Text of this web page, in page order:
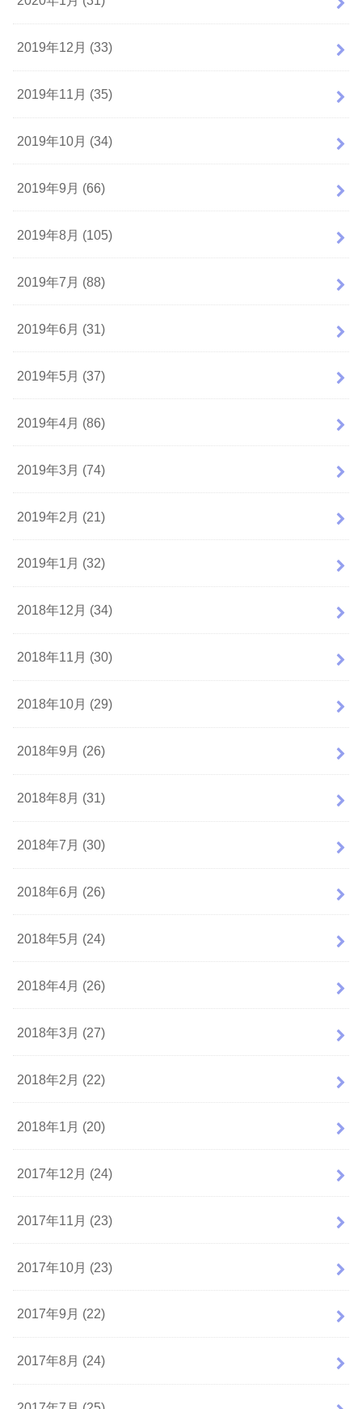
2019年12月 (33)
2019年11月 (35)
2019年10月 (34)
2019年9月 (66)
2019年8月 (105)
2019年7月 (88)
2019年6月 (31)
2019年5月 (37)
2019年4月 (86)
2019年3月 (74)
2019年2月 (21)
2019年1月 (32)
2018年12月 (34)
2018年11月 (30)
2018年10月 (29)
2018年9月 (26)
2018年8月 (31)
2018年7月 (30)
2018年6月 (26)
2018年5月 (24)
2018年4月 (26)
2018年3月 (27)
2018年2月 (22)
2018年1月 (20)
2017年12月 (24)
2017年11月 (23)
2017年10月 (23)
2017年9月 (22)
2017年8月 (24)